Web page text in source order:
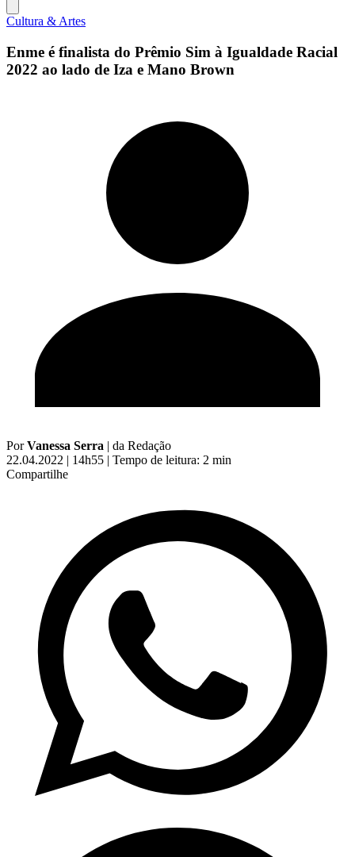
Cultura & Artes
Enme é finalista do Prêmio Sim à Igualdade Racial
2022 ao lado de Iza e Mano Brown
PorVanessa Serra | da Redação
22.04.2022 | 14h55 | Tempo de leitura: 2 min
Compartilhe